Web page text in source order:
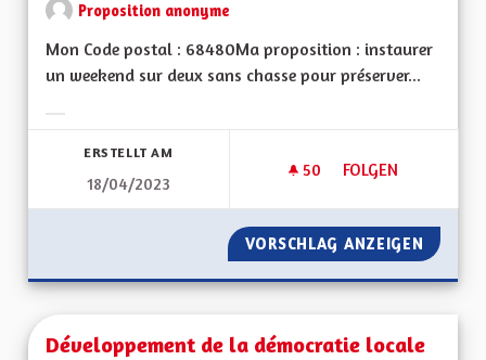
Proposition anonyme
Mon Code postal : 68480Ma proposition : instaurer
un weekend sur deux sans chasse pour préserver...
ERSTELLT AM
18/04/2023
50 50 FOLLOWER
FOLGEN
DES WEEKENDS
VORSCHLAG ANZEIGEN DES
Développement de la démocratie locale